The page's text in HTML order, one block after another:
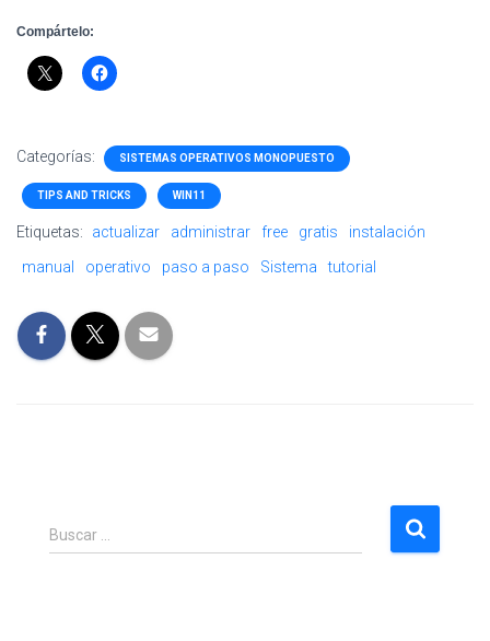
Compártelo:
Categorías: SISTEMAS OPERATIVOS MONOPUESTO
TIPS AND TRICKS WIN11
Etiquetas: actualizar administrar free gratis
instalación
manual
operativo paso a paso Sistema tutorial
B
u
Buscar …